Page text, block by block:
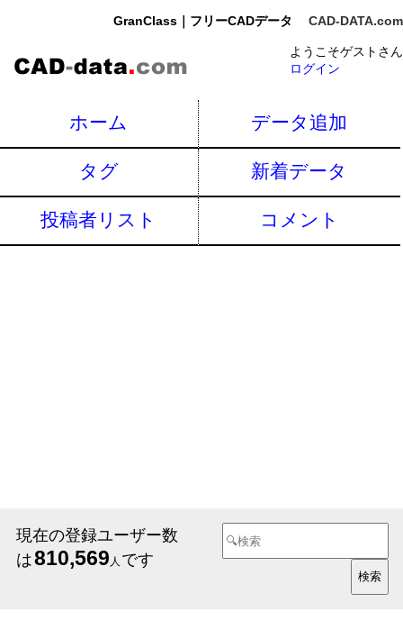
GranClass｜フリーCADデータ CAD-DATA.com
ようこそゲストさん
ログイン
ホーム データ追加
タグ 新着データ
投稿者リスト コメント
現在の登録ユーザー数
は810,569 人 です